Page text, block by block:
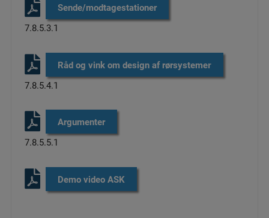
Sende/modtagestationer
7.8.5.3.1
Råd og vink om design af rørsystemer​
7.8.5.4.1
Argumenter
7.8.5.5.1
Demo video ASK